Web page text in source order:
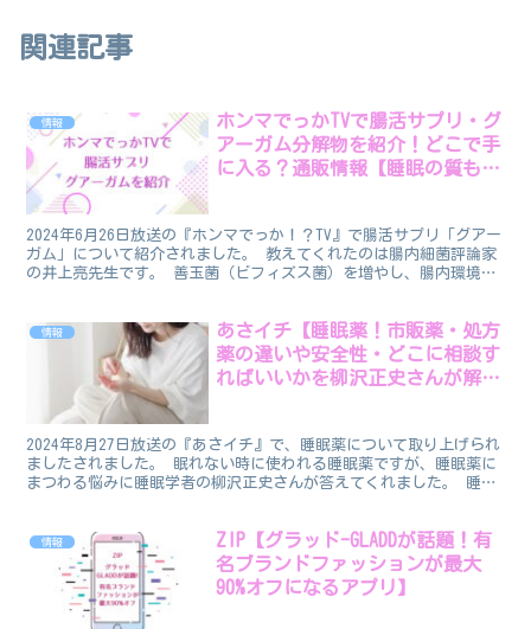
関連記事
情報
ホンマでっかTVで腸活サプリ・グ
アーガム分解物を紹介！どこで手
に入る？通販情報【睡眠の質も改
2024年6月26日放送の『ホンマでっか！？TV』で腸活サプリ「グアー
ガム」について紹介されました。 教えてくれたのは腸内細菌評論家
の井上亮先生です。 善玉菌（ビフィズス菌）を増やし、腸内環境を
情報
あさイチ【睡眠薬！市販薬・処方
薬の違いや安全性・どこに相談す
ればいいかを柳沢正史さんが解
2024年8月27日放送の『あさイチ』で、睡眠薬について取り上げられ
ましたされました。 眠れない時に使われる睡眠薬ですが、睡眠薬に
まつわる悩みに睡眠学者の柳沢正史さんが答えてくれました。 睡眠
情報
ZIP【グラッド-GLADDが話題！有
名ブランドファッションが最大
90%オフになるアプリ】